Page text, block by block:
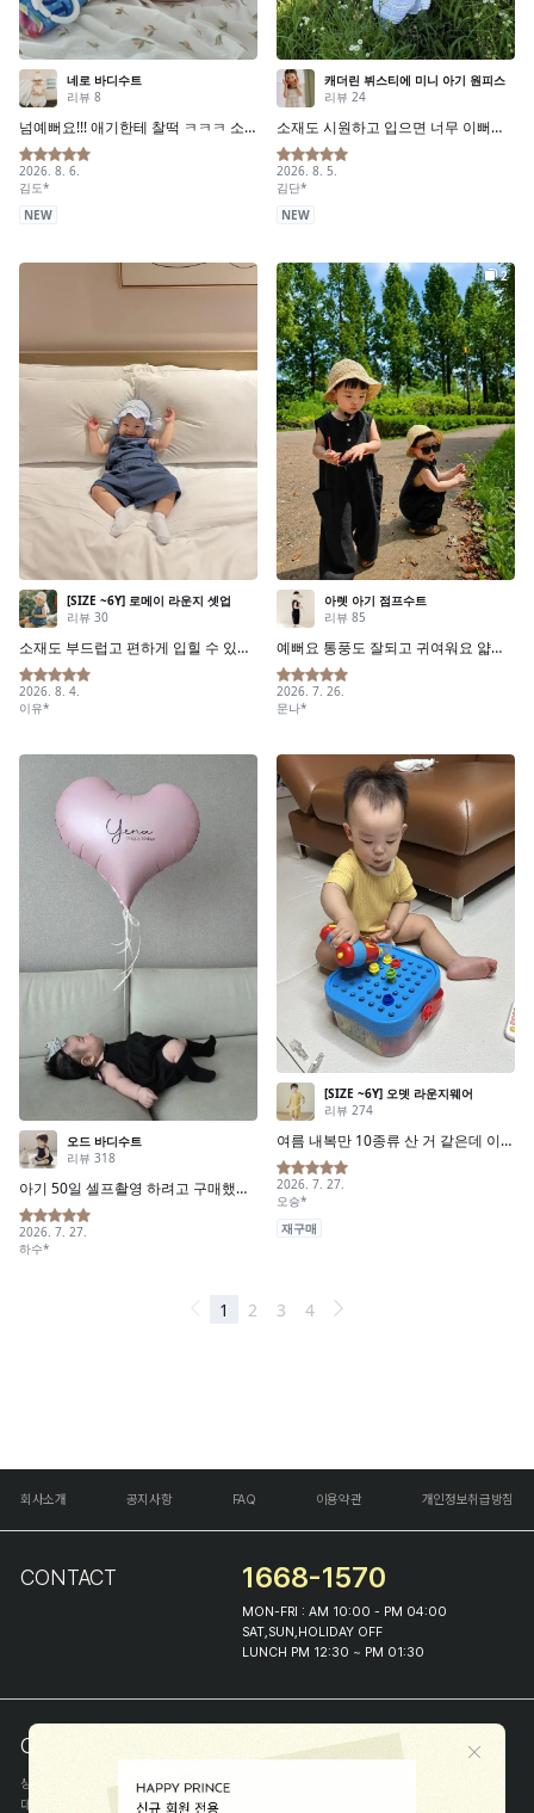
회사소개 공지사항 FAQ 이용약관 개인정보취급방침
CONTACT 1668-1570
MON-FRI : AM 10:00 - PM 04:00
SAT,SUN,HOLIDAY OFF
LUNCH PM 12:30 ~ PM 01:30
COMPANY INFO
상호
(주)해피프린스
대표
이화진